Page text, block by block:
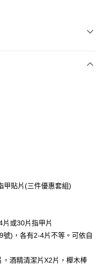
」的支付方式。 讓您購物簡單
儲值。
結帳。
費
甲貼片(三件優惠套組)
片或30片指甲片
號)，各有2-4片不等。可依自
，酒精清潔片X2片，櫸木棒